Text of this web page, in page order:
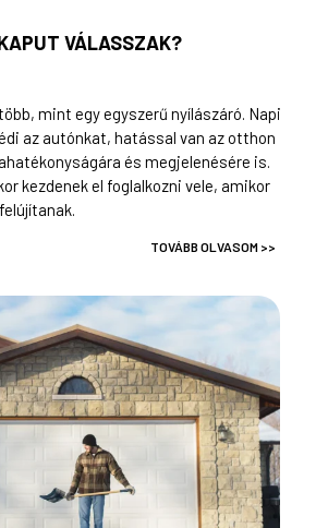
VÁLASSZAK?
mint egy egyszerű nyílászáró. Napi
az autónkat, hatással van az otthon
és megjelenésére is.
kezdenek el foglalkozni vele, amikor
TOVÁBB OLVASOM >>